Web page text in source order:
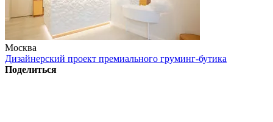
Москва
Дизайнерский проект премиального груминг-бутика
Поделиться